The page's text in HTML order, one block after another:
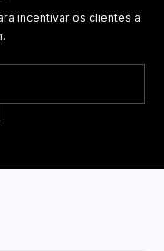
incentivar os clientes a